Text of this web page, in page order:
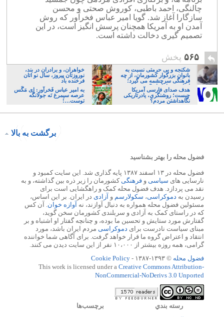
چالنگی، احمد باطبی، کوروش صحتی و محسن
سازگارا آغاز شد. گویا امیر عباس فخرآور که روش
آمدن او به آمریکا همچنان پرسش انگیز است، در این
تصمیم گیری دخالت داشته است.
۵۶۵ پخش
شکنجه و بی حرمتی نسبت به
بانوان بزرگوار کشورمان، از چه
فرهنگی سرچشمه می گیرد؛
ایرانی، و یا تازیان؟
خواهران، و برادران در بند،
نوروزتان پیروز، سال نو اتان
فرخنده باد
هدف صدای فارسی آمریکا
چیست؛ روشنگری، یادرتاریکی
نگاهداشتن مردم؟
به امیر عباس فَخرآور: اِی مَگَس
عرصه سیمرغ نَه جولانگَه
توست…!
برگشت به بالا
فضول محله را بهتر بشناسید
فضول محله در ۱۳ اسفند ۱۳۸۷ پایه گذاری شد. این سایت کمبود و
نارسایی های سیاسی و فرهنگیکشورمان را زیر ذره بین گذاشته، و به
نقد می پردازد. هدف فضول محله کمک و راهگشایی است برای
رسیدن به دموکراسی، سکولارسم و آزادی در ایران. بر این اساس،
مسئولین فضول محله همواره به دنبال آوازند، نه آوازه خوان. آن کس
که در راستای کمک به آزادی و سربلندی کشورمان سخن گوید،
گفتارش مورد ستایش و تحسین ما بوده، و چنانچه گفتار او اشتباه و بر
مبنای سیاست نادرست برای دموکراسی مردم ایران باشد، مورد
انتقاد و اعتراض گروه ما قرار خواهد گرفت. برای آگاهی شما خواننده
گرامی، همه روزه بیشتر از ۱۰،۰۰۰ نفر از این سایت دیدن می کنند.
فضول محله © ۱۳۹۳-۱۳۸۷ -
Cookie Policy
This work is licensed under a Creative Commons Attribution-
NonCommercial-NoDerivs 3.0 Unported
رسته بندي برچسب‌ها